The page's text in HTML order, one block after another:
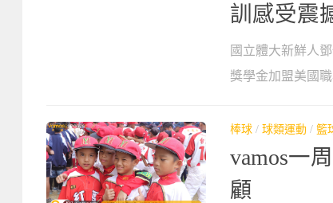
訓感受震
國立體大新鮮人
獎學金加盟美國
棒球 / 球類運動 / 籃
vamos一
顧